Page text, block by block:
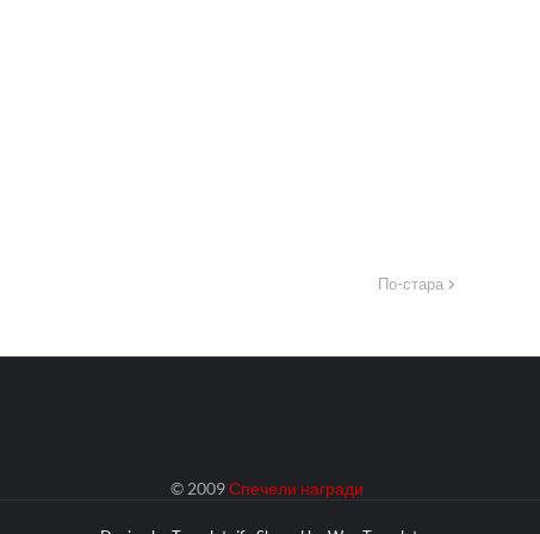
По-стара
© 2009Спечели награди